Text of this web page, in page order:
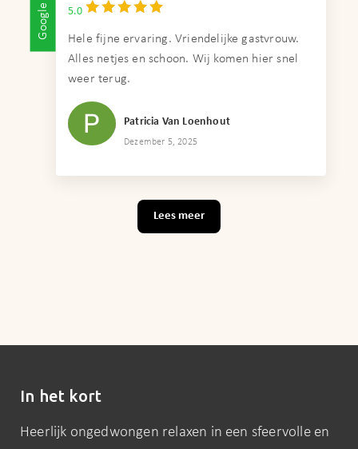
Google 5.0
Hele fijne ervaring. Vriendelijke gastvrouw.
Alles netjes en schoon. Wij komen hier snel
weer terug.
Patricia Van Loenhout
Dezember 5, 2025
Lees meer
In het kort
Heerlijk ongedwongen relaxen in een sfeervolle en